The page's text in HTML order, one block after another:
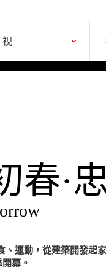
視
春·
、運動，從建築開發起
幕。